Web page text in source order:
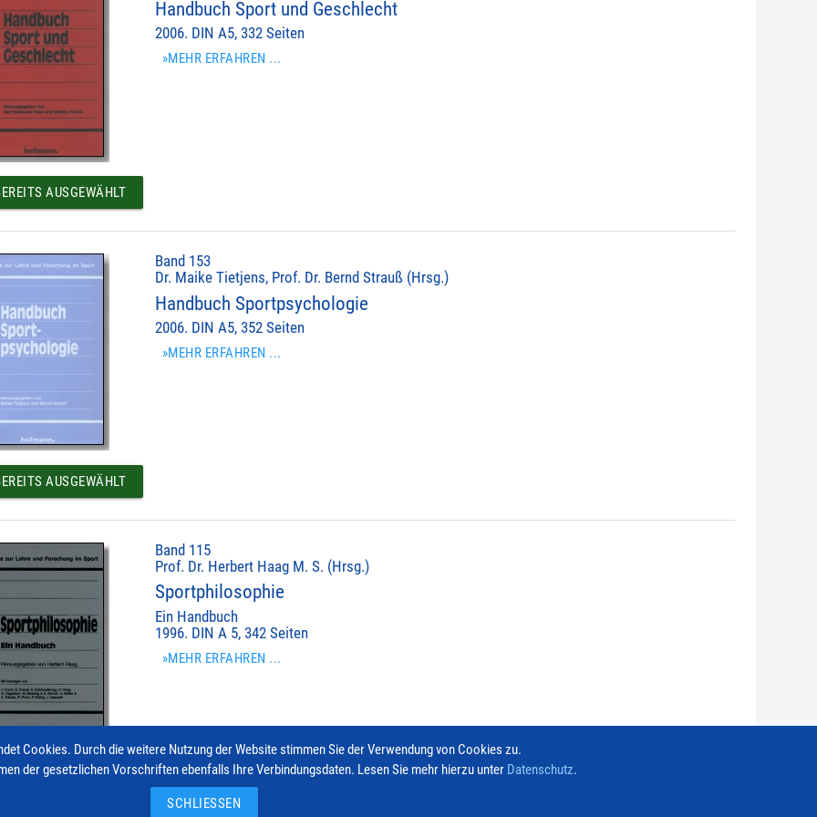
Handbuch Sport und Geschlecht
2006. DIN A5, 332 Seiten
»MEHR ERFAHREN ...
AUSGEWÄHLT
Band 153
Dr. Maike Tietjens, Prof. Dr. Bernd Strauß (Hrsg.)
Handbuch Sportpsychologie
2006. DIN A5, 352 Seiten
»MEHR ERFAHREN ...
AUSGEWÄHLT
Band 115
Prof. Dr. Herbert Haag M. S. (Hrsg.)
Sportphilosophie
Ein Handbuch
1996. DIN A 5, 342 Seiten
»MEHR ERFAHREN ...
AUSGEWÄHLT
Cookies. Durch die weitere Nutzung der Website stimmen Sie der Verwendung von Cookies zu.
der gesetzlichen Vorschriften ebenfalls Ihre Verbindungsdaten. Lesen Sie mehr hierzu unter Datenschutz.
SCHLIESSEN